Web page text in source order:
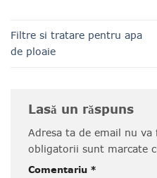
Filtre si tratare pentru apa
de ploaie
Lasă un răspuns
Adresa ta de email nu va
obligatorii sunt marcate
Comentariu *